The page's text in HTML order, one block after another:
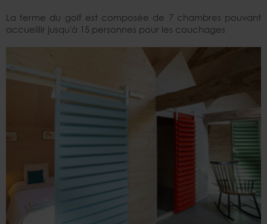
La ferme du golf est composée de 7 chambres pouvant
accueillir jusqu'à 15 personnes pour les couchages